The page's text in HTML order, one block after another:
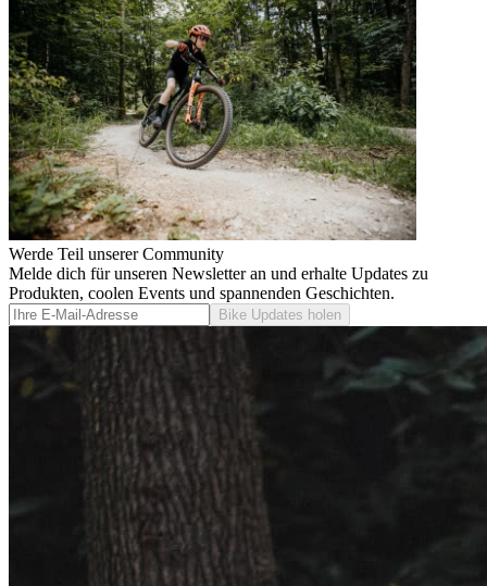
Werde Teil unserer Community
Melde dich für unseren Newsletter an und erhalte Updates zu
Produkten, coolen Events und spannenden Geschichten.
Bike Updates holen